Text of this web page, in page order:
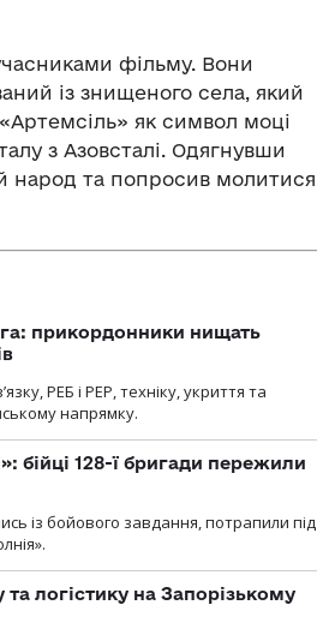
фільму. Вони
із знищеного села, який
«Артемсіль» як символ моці
з Азовсталі. Одягнувши
народ та попросив молитися
прикордонники нищать
РЕБ і РЕР, техніку, укриття та
напрямку.
бійці 128-ї бригади пережили
із бойового завдання, потрапили під
та логістику на Запорізькому